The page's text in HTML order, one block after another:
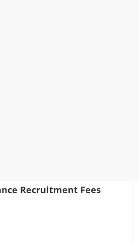
Recruitment Fees